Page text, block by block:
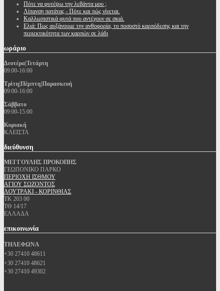
Πότε να φυτέψω την λεβάντα μου ;
Λίπανση πατάτας - Πότε και πώς γίνεται.
Καλλωπιστικά φυτά που αντέχουν σε σκιά.
Ελιά: Πως αυξάνουμε την ανθοφορία, το ποσοστό καρπόδεσης και την
περιεκτικότητα των καρπών σε λάδι
ωράριο
Δευτέρα|Τετάρτη
09:00-16:00
Τρίτη|Πέμπτη|Παρασκευή
09:00-16:00
Σάββατο
09:00-15:00
Κυριακή
ΚΛΕΙΣΤΑ
διεύθυνση
ΜΕΓΓΟΥΛΗΣ ΠΡΟΚΟΠΗΣ
ΓΕΩΠΟΝΙΚΟ ΠΑΡΚΟ
ΠΕΡΙΟΧΗ ΙΣΘΜΟΥ
ΑΓΙΟΥ ΣΩΖΟΝΤΟΣ
ΛΟΥΤΡΑΚΙ - ΚΟΡΙΝΘΙΑΣ
ΤΚ 203 00
ΤΘ 14/17
ΕΛΛΑΔΑ
επικοινωνία
ΤΗΛΕΦΩΝΑ
+30 27410 48611
+30 27410 48621
+30 27410 49302